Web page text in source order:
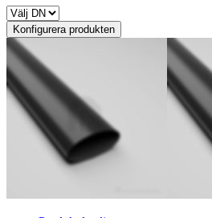
Konfigurera produkten